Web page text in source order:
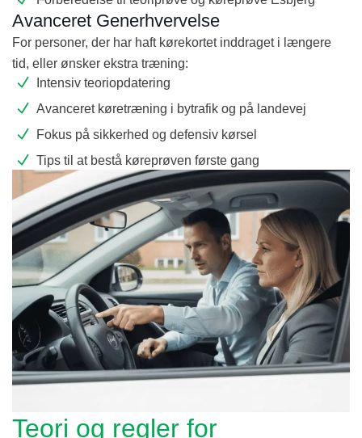
Avanceret Generhvervelse
For personer, der har haft kørekortet inddraget i længere
tid, eller ønsker ekstra træning:
Intensiv teoriopdatering
Avanceret køretræning i bytrafik og på landevej
Fokus på sikkerhed og defensiv kørsel
Tips til at bestå køreprøven første gang
Teori og regler for